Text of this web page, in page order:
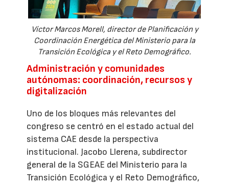
Víctor Marcos Morell, director de Planificación y
Coordinación Energética del Ministerio para la
Transición Ecológica y el Reto Demográfico.
Administración y comunidades
autónomas: coordinación, recursos y
digitalización
Uno de los bloques más relevantes del
congreso se centró en el estado actual del
sistema CAE desde la perspectiva
institucional. Jacobo Llerena, subdirector
general de la SGEAE del Ministerio para la
Transición Ecológica y el Reto Demográfico,